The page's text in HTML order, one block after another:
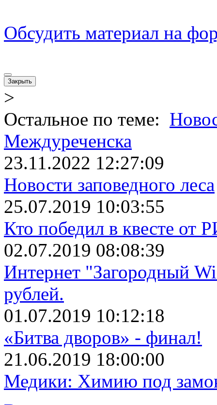
Обсудить материал на
Закрыть
>
Остальное по теме:
Междуреченска
23.11.2022 12:27:09
Новости заповедного леса
25.07.2019 10:03:55
Кто победил в квесте от
02.07.2019 08:08:39
Интернет "Загородный
рублей.
01.07.2019 10:12:18
«Битва дворов» - финал!
21.06.2019 18:00:00
Медики: Химию под